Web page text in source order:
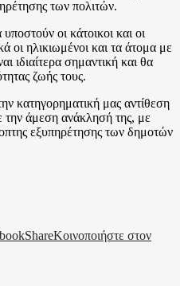
των πολιτών.
οι κάτοικοι και οι
οι ηλικιωμένοι και τα άτομα με
ιδιαίτερα σημαντική και θα
ζωής τους.
κατηγορηματική μας αντίθεση
την άμεση ανάκλησή της, με
εξυπηρέτησης των δημοτών
ShareΚοινοποιήστε στον